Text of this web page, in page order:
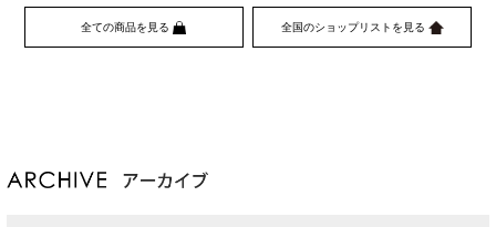
全ての商品を見る 全国のショップリストを見る